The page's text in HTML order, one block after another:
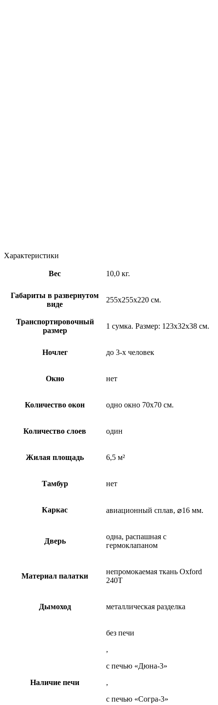
Характеристики
Вес 10,0 кг.
Габариты в развернутом
виде
255х255х220 см.
Транспортировочный
размер
1 сумка. Размер: 123х32х38 см.
Ночлег до 3-х человек
Окно нет
Количество окон одно окно 70х70 см.
Количество слоев один
Жилая площадь 6,5 м²
Тамбур нет
Каркас авиационный сплав, ⌀16 мм.
Дверь
одна, распашная с
гермоклапаном
Материал палатки
непромокаемая ткань Oxford
240Т
Дымоход металлическая разделка
Наличие печи
без печи
,
с печью «Дюна-3»
,
с печью «Согра-3»